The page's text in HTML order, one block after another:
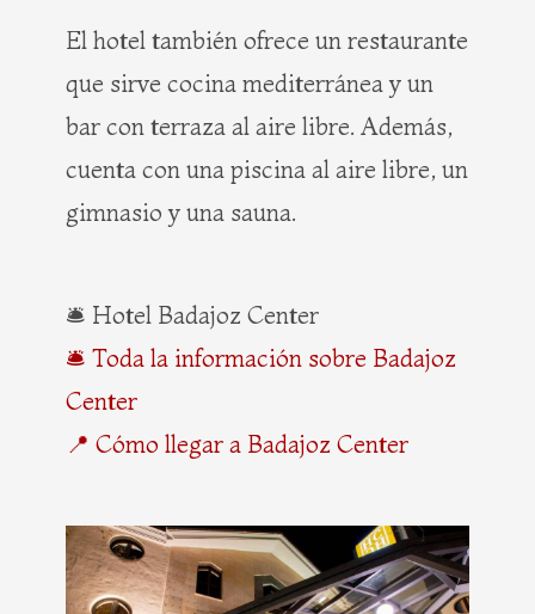
El hotel también ofrece un restaurante
que sirve cocina mediterránea y un
bar con terraza al aire libre. Además,
cuenta con una piscina al aire libre, un
gimnasio y una sauna.
🛎️ Hotel Badajoz Center
🛎️ Toda la información sobre Badajoz
Center
📍 Cómo llegar a Badajoz Center